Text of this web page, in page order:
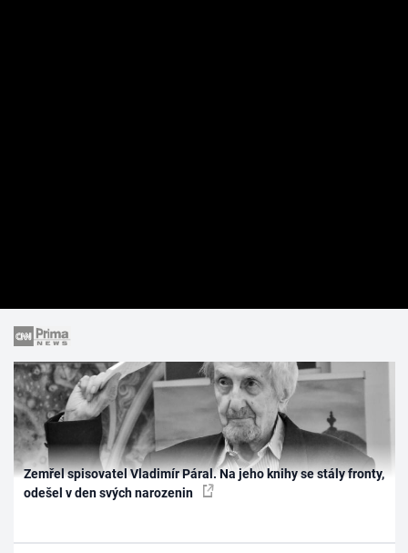
Zemřel spisovatel Vladimír Páral. Na jeho knihy se stály fronty,
odešel v den svých narozenin